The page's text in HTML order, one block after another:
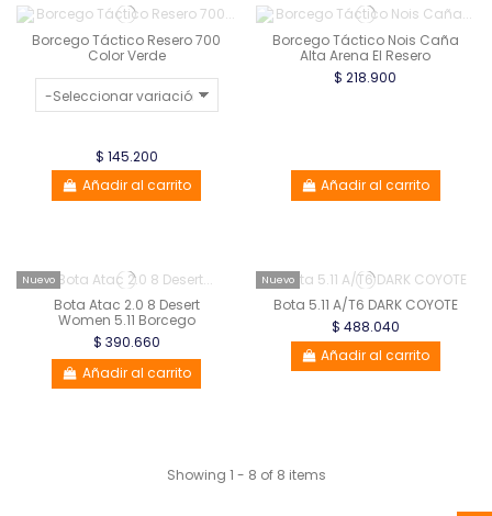
Borcego Táctico Resero 700
Color Verde
$ 145.200
Añadir al carrito
Borcego Táctico Nois Caña
Alta Arena El Resero
$ 218.900
Añadir al carrito
Nuevo
Bota Atac 2.0 8 Desert
Women 5.11 Borcego
$ 390.660
Añadir al carrito
Nuevo
Bota 5.11 A/T6 DARK COYOTE
$ 488.040
Añadir al carrito
Showing 1 - 8 of 8 items